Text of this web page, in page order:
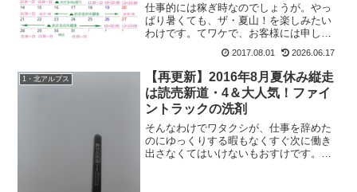
仕事的には稼ぎ時なのでしょうが。やっ
ぱり暑くても、ザ・夏山！を楽しみたい
わけです。てワケで、お客様には申し訳
トです。8月のセラピストスケジュール
【8月の基本シフト】平日 13：30～
23：00土曜日...
2017.08.01 2026.06.17
1・北アルプス
【再更新】2016年8月夏休み縦走
は読売新道・4＆大人気！ファイ
ントラックの洗剤
そんなわけでワタクシが、仕事を辞めた
のにゆっくりする暇もなくすぐ次に働き
出さなくてはいけないもおすけです。皆